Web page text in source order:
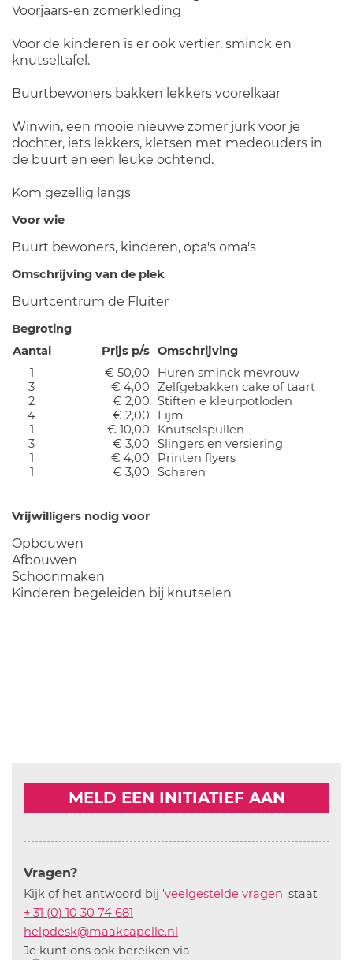
Voorjaars-en zomerkleding
Voor de kinderen is er ook vertier, sminck en
knutseltafel.
Buurtbewoners bakken lekkers voorelkaar
Winwin, een mooie nieuwe zomer jurk voor je
dochter, iets lekkers, kletsen met medeouders in
de buurt en een leuke ochtend.
Kom gezellig langs
Voor wie
Buurt bewoners, kinderen, opa's oma's
Omschrijving van de plek
Buurtcentrum de Fluiter
Begroting
Aantal
Prijs p/s Omschrijving
1
€ 50,00
Huren sminck mevrouw
3
€ 4,00
Zelfgebakken cake of taart
2
€ 2,00
Stiften e kleurpotloden
4
€ 2,00
Lijm
1
€ 10,00
Knutselspullen
3
€ 3,00
Slingers en versiering
1
€ 4,00
Printen flyers
1
€ 3,00 Scharen
Vrijwilligers nodig voor
Opbouwen
Afbouwen
Schoonmaken
Kinderen begeleiden bij knutselen
MELD EEN INITIATIEF AAN
Vragen?
Kijk of het antwoord bij 'veelgestelde vragen' staat
+ 31 (0) 10 30 74 681
helpdesk@maakcapelle.nl
Je kunt ons ook bereiken via